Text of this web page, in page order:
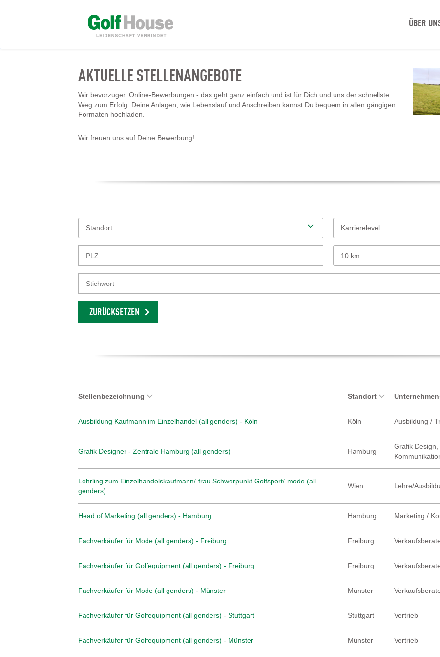
ÜBER
AKTUELLE STELLENANGEBOTE
Wir bevorzugen Online-Bewerbungen - das geht ganz einfach und ist für Dich und uns der schnellste
Weg zum Erfolg. Deine Anlagen, wie Lebenslauf und Anschreiben kannst Du bequem in allen gängigen
Formaten hochladen.
Wir freuen uns auf Deine Bewerbung!
Standort Karrierelevel
10 km
ZURÜCKSETZEN
Stellenbezeichnung Standort
Ausbildung Kaufmann im Einzelhandel (all genders) - Köln Köln Ausbildung /
Grafik Designer - Zentrale Hamburg (all genders) Hamburg
Grafik
Lehrling zum Einzelhandelskaufmann/-frau Schwerpunkt Golfsport/-mode (all
genders)
Wien Lehre/
Head of Marketing (all genders) - Hamburg Hamburg Marketing /
Fachverkäufer für Mode (all genders) - Freiburg Freiburg
Fachverkäufer für Golfequipment (all genders) - Freiburg Freiburg
Fachverkäufer für Mode (all genders) - Münster Münster
Fachverkäufer für Golfequipment (all genders) - Stuttgart Stuttgart Vertrieb
Fachverkäufer für Golfequipment (all genders) - Münster Münster Vertrieb